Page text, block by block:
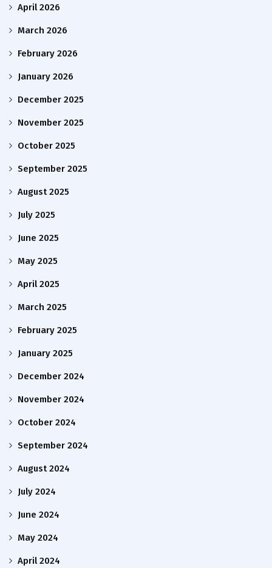
April 2026
March 2026
February 2026
January 2026
December 2025
November 2025
October 2025
September 2025
August 2025
July 2025
June 2025
May 2025
April 2025
March 2025
February 2025
January 2025
December 2024
November 2024
October 2024
September 2024
August 2024
July 2024
June 2024
May 2024
April 2024